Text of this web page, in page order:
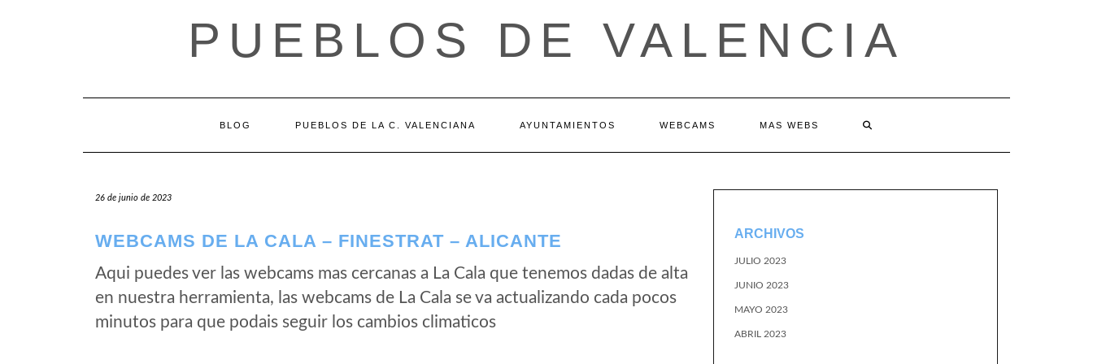
PUEBLOS DE VALENCIA
BLOG PUEBLOS DE LA C. VALENCIANA AYUNTAMIENTOS WEBCAMS MAS WEBS
26 de junio de 2023
WEBCAMS DE LA CALA – FINESTRAT – ALICANTE
Aqui puedes ver las webcams mas cercanas a La Cala que tenemos dadas de alta
en nuestra herramienta, las webcams de La Cala se va actualizando cada pocos
minutos para que podais seguir los cambios climaticos
ARCHIVOS
JULIO 2023
JUNIO 2023
MAYO 2023
ABRIL 2023